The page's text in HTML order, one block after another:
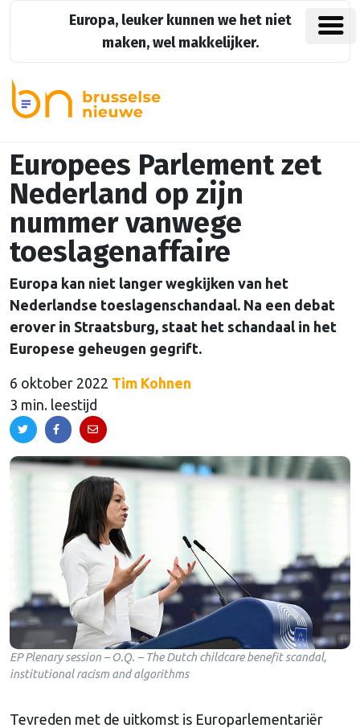
Europa, leuker kunnen we het niet
maken, wel makkelijker.
Europees Parlement zet
Nederland op zijn
nummer vanwege
toeslagenaffaire
Europa kan niet langer wegkijken van het
Nederlandse toeslagenschandaal. Na een debat
erover in Straatsburg, staat het schandaal in het
Europese geheugen gegrift.
6 oktober 2022 Tim Kohnen
3 min. leestijd
EP Plenary session – O.Q. – The Dutch childcare benefit scandal,
institutional racism and algorithms
Tevreden met de uitkomst is Europarlementariër